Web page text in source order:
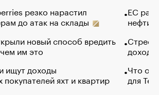
резко нарастил
до атак на склады
новый способ вредить
им это
ищут доходы
яхт и квартир
ЕС
нефти
Что
для